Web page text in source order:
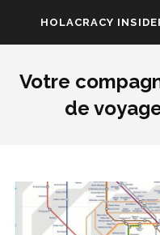
HOLACRACY
Votre
de